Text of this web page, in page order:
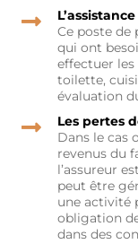
Ce poste de
qui ont
effectuer les
toilette,
évaluation
Les pertes
Dans le cas
revenus du
l’assureur
peut être
une activité
obligation
dans des